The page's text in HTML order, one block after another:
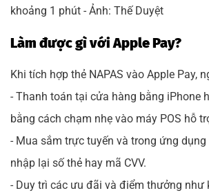
khoảng 1 phút - Ảnh: Thế Duyệt
Làm được gì với Apple Pay?
Khi tích hợp thẻ NAPAS vào Apple Pay,
- Thanh toán tại cửa hàng bằng iPhone
bằng cách chạm nhẹ vào máy POS hỗ
- Mua sắm trực tuyến và trong ứng
nhập lại số thẻ hay mã CVV.
- Duy trì các ưu đãi và điểm thưởng như